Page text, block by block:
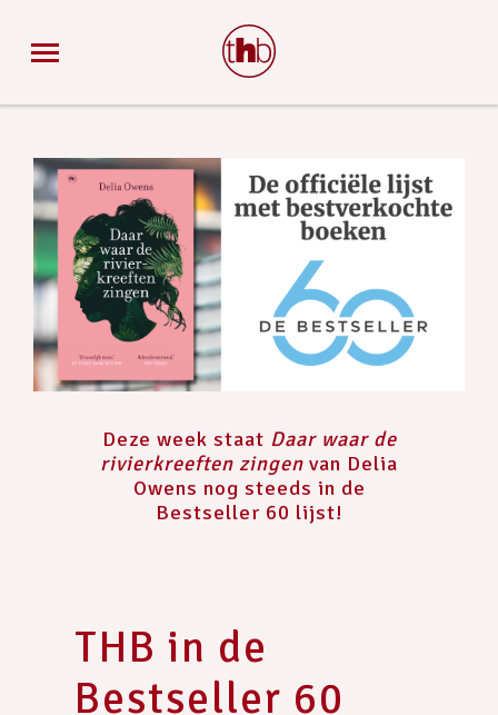
Deze week staat Daar waar de
rivierkreeften zingen van Delia
Owens nog steeds in de
Bestseller 60 lijst!
THB in de
Bestseller 60